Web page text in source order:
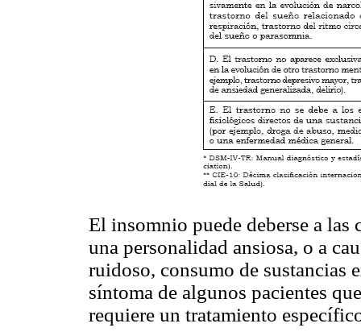
El insomnio puede deberse a las
una personalidad ansiosa, o a
ruidoso, consumo de sustancias
síntoma de algunos pacientes
requiere un tratamiento